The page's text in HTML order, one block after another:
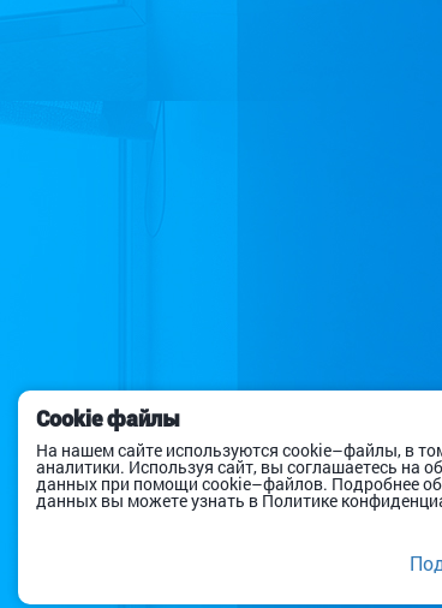
Cookie файлы
На нашем сайте используются cookie–файлы, в
аналитики. Используя сайт, вы соглашаетесь на
данных при помощи cookie–файлов. Подробнее
данных вы можете узнать в Политике